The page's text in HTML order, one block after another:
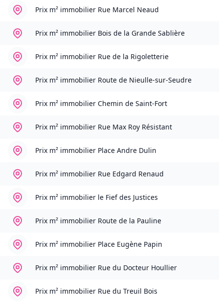
Prix m² immobilier Rue Marcel Neaud
Prix m² immobilier Bois de la Grande Sablière
Prix m² immobilier Rue de la Rigoletterie
Prix m² immobilier Route de Nieulle-sur-Seudre
Prix m² immobilier Chemin de Saint-Fort
Prix m² immobilier Rue Max Roy Résistant
Prix m² immobilier Place Andre Dulin
Prix m² immobilier Rue Edgard Renaud
Prix m² immobilier le Fief des Justices
Prix m² immobilier Route de la Pauline
Prix m² immobilier Place Eugène Papin
Prix m² immobilier Rue du Docteur Houllier
Prix m² immobilier Rue du Treuil Bois